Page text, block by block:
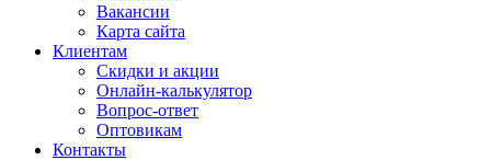
Вакансии
Карта сайта
Клиентам
Скидки и акции
Онлайн-калькулятор
Вопрос-ответ
Оптовикам
Контакты